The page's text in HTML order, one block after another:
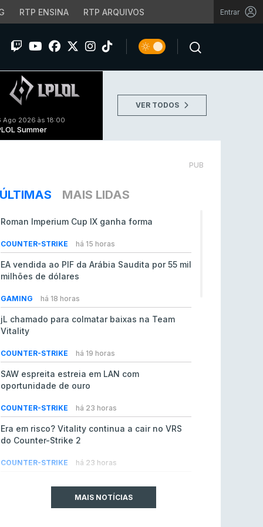
RTP ENSINA RTP ARQUIVOS Entrar
Ago 2026 às 18:00
Summer
VER TODOS
PUB
ÚLTIMAS MAIS LIDAS
Roman Imperium Cup IX ganha forma
COUNTER-STRIKE há 15 horas
EA vendida ao PIF da Arábia Saudita por 55 mil
milhões de dólares
GAMING há 18 horas
jL chamado para colmatar baixas na Team
Vitality
COUNTER-STRIKE há 19 horas
SAW espreita estreia em LAN com
oportunidade de ouro
COUNTER-STRIKE há 23 horas
Era em risco? Vitality continua a cair no VRS
do Counter-Strike 2
COUNTER-STRIKE há 23 horas
comunitários de League of Legends
MAIS NOTÍCIAS